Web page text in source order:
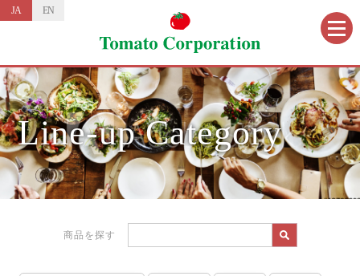
JA EN
Line-up Category
商品を探す